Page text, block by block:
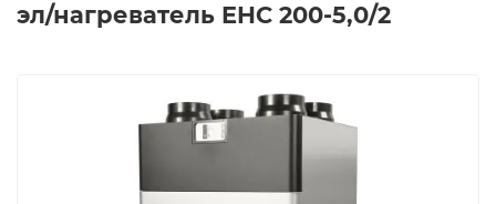
эл/нагреватель EHC 200-5,0/2